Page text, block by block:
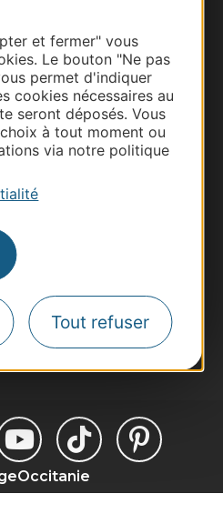
et fermer" vous
Le bouton "Ne pas
permet d'indiquer
cookies nécessaires au
seront déposés. Vous
à tout moment ou
via notre politique
Tout refuser
d'information
recevoir des
de visites et de sorties.